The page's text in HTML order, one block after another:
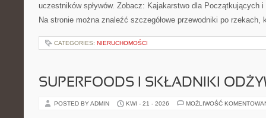
uczestników spływów. Zobacz: Kajakarstwo dla Początkujących
Na stronie można znaleźć szczegółowe przewodniki po
CATEGORIES: NIERUCHOMOŚCI
SUPERFOODS I SKŁADNIKI
POSTED BY ADMIN KWI - 21 - 2026 MOŻLIWOŚĆ